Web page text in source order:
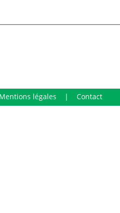
Mentions légales Contact